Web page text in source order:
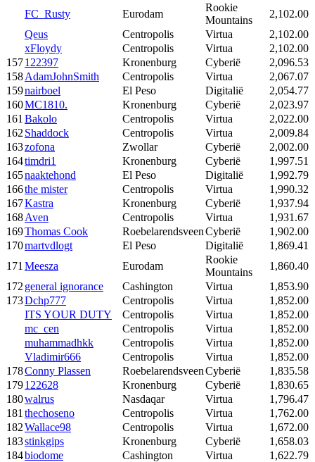
FC_Rusty
Eurodam
Rookie
Mountains
2,102.00
Qeus
Centropolis Virtua
2,102.00
xFloydy
Centropolis Virtua
2,102.00
157122397 Kronenburg Cyberië
2,096.53
158AdamJohnSmith Centropolis Virtua
2,067.07
159nairboel El Peso Digitalië
2,054.77
160MC1810. Kronenburg Cyberië
2,023.97
161 Bakolo Centropolis Virtua
2,022.00
162 Shaddock Centropolis Virtua
2,009.84
163zofona Zwollar Cyberië
2,002.00
164timdri1 Kronenburg Cyberië
1,997.51
165naaktehond El Peso Digitalië
1,992.79
166the mister Centropolis Virtua
1,990.32
167Kastra Kronenburg Cyberië
1,937.94
168Aven Centropolis Virtua
1,931.67
169Thomas Cook RoebelarendsveenCyberië
1,902.00
170martvdlogt El Peso Digitalië
1,869.41
171 Meesza Eurodam
Rookie
Mountains
1,860.40
172 general ignorance Cashington Virtua
1,853.90
173Dchp777 Centropolis Virtua
1,852.00
ITS YOUR DUTY
Centropolis Virtua
1,852.00
mc_cen
Centropolis Virtua
1,852.00
muhammadhkk
Centropolis Virtua
1,852.00
Vladimir666
Centropolis Virtua
1,852.00
178Conny Plassen RoebelarendsveenCyberië
1,835.58
179122628 Kronenburg Cyberië
1,830.65
180walrus Nasdaqar Virtua
1,796.47
181 thechoseno Centropolis Virtua
1,762.00
182Wallace98 Centropolis Virtua
1,672.00
183stinkgips Kronenburg Cyberië
1,658.03
184biodome Cashington Virtua
1,622.79